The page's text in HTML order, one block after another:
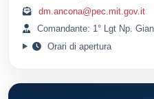
dm.ancona@pec.mit.gov.it
Comandante: 1° Lgt Np.
Orari di apertura